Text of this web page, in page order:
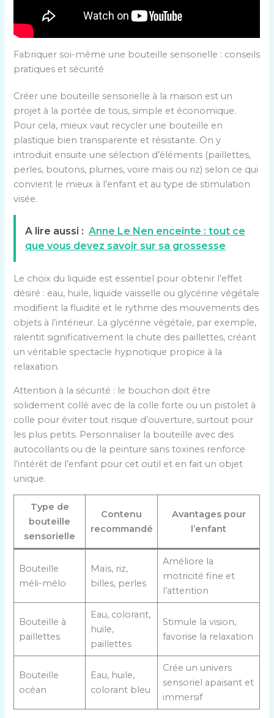
Fabriquer soi-même une bouteille sensorielle : conseils
pratiques et sécurité
Créer une bouteille sensorielle à la maison est un
projet à la portée de tous, simple et économique.
Pour cela, mieux vaut recycler une bouteille en
plastique bien transparente et résistante. On y
introduit ensuite une sélection d’éléments (paillettes,
perles, boutons, plumes, voire maïs ou riz) selon ce qui
convient le mieux à l’enfant et au type de stimulation
visée.
A lire aussi : Anne Le Nen enceinte : tout ce
que vous devez savoir sur sa grossesse
Le choix du liquide est essentiel pour obtenir l’effet
désiré : eau, huile, liquide vaisselle ou glycérine végétale
modifient la fluidité et le rythme des mouvements des
objets à l’intérieur. La glycérine végétale, par exemple,
ralentit significativement la chute des paillettes, créant
un véritable spectacle hypnotique propice à la
relaxation.
Attention à la sécurité : le bouchon doit être
solidement collé avec de la colle forte ou un pistolet à
colle pour éviter tout risque d’ouverture, surtout pour
les plus petits. Personnaliser la bouteille avec des
autocollants ou de la peinture sans toxines renforce
l’intérêt de l’enfant pour cet outil et en fait un objet
unique.
Type de
bouteille
sensorielle
Contenu
recommandé
Avantages pour
l’enfant
Bouteille
méli-mélo
Maïs, riz,
billes, perles
Améliore la
motricité fine et
l’attention
Bouteille à
paillettes
Eau, colorant,
huile,
paillettes
Stimule la vision,
favorise la relaxation
Bouteille
océan
Eau, huile,
colorant bleu
Crée un univers
sensoriel apaisant et
immersif